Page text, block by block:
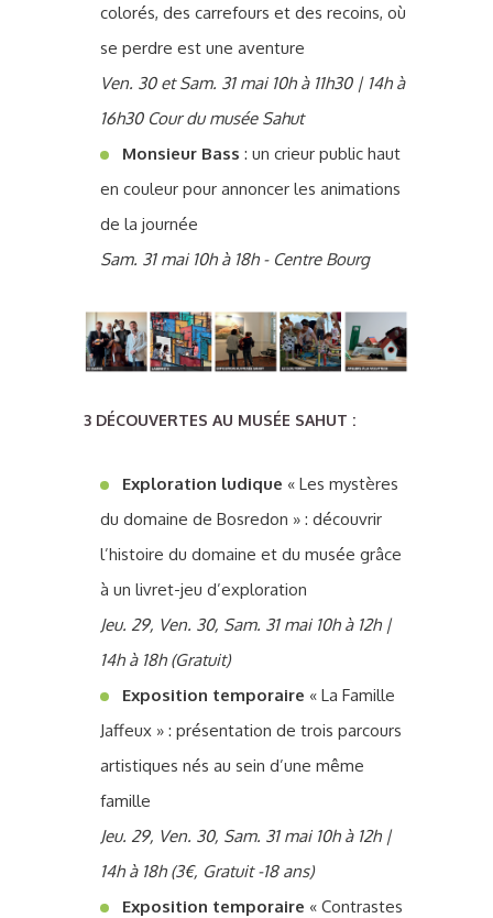
colorés, des carrefours et des recoins, où
se perdre est une aventure
Ven. 30 et Sam. 31 mai 10h à 11h30 | 14h à
16h30 Cour du musée Sahut
Monsieur Bass: un crieur public haut
en couleur pour annoncer les animations
de la journée
Sam. 31 mai 10h à 18h - Centre Bourg
3 DÉCOUVERTES AU MUSÉE SAHUT :
Exploration ludique « Les mystères
du domaine de Bosredon » : découvrir
l’histoire du domaine et du musée grâce
à un livret-jeu d’exploration
Jeu. 29, Ven. 30, Sam. 31 mai 10h à 12h |
14h à 18h (Gratuit)
Exposition temporaire « La Famille
Jaffeux » : présentation de trois parcours
artistiques nés au sein d’une même
famille
Jeu. 29, Ven. 30, Sam. 31 mai 10h à 12h |
14h à 18h (3€, Gratuit -18 ans)
Exposition temporaire « Contrastes